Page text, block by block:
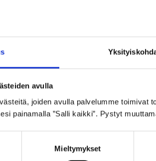
avulla
joiden avulla palvelumme toimivat
painamalla ”Salli kaikki”. Pystyt
Mieltymykset